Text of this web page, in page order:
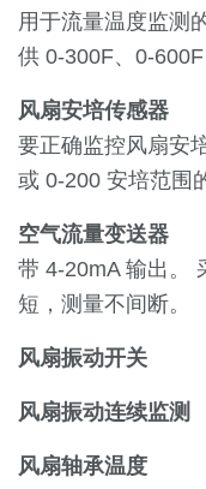
用于流量温度监测
供 0-300F、0-600F
风扇安培传感器
要正确监控风扇安
或 0-200 安培范围
空气流量变送器
带 4-20mA 输出。
短，测量不间断。
风扇振动开关
风扇振动连续监测
风扇轴承温度